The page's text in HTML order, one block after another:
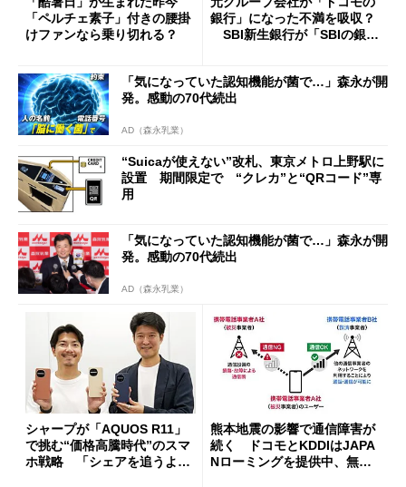
「ペルチェ素子」付きの腰掛
けファンなら乗り切れる？
銀行」になった不満を吸収？
SBI新生銀行が「SBIの銀
開催
「気になっていた認知機能が菌で…」森永が開
発。感動の70代続出
AD（森永乳業）
“Suicaが使えない”改札、東京メトロ上野駅に
設置 期間限定で “クレカ”と“QRコード”専
用
「気になっていた認知機能が菌で…」森永が開
発。感動の70代続出
AD（森永乳業）
シャープが「AQUOS R11」
で挑む“価格高騰時代”のスマ
ホ戦略 「シェアを追うより
熊本地震の影響で通信障害が
続く ドコモとKDDIはJAPA
Nローミングを提供中、無料